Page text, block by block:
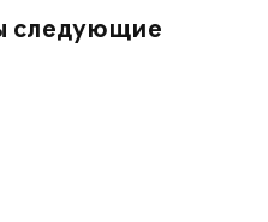
следующие